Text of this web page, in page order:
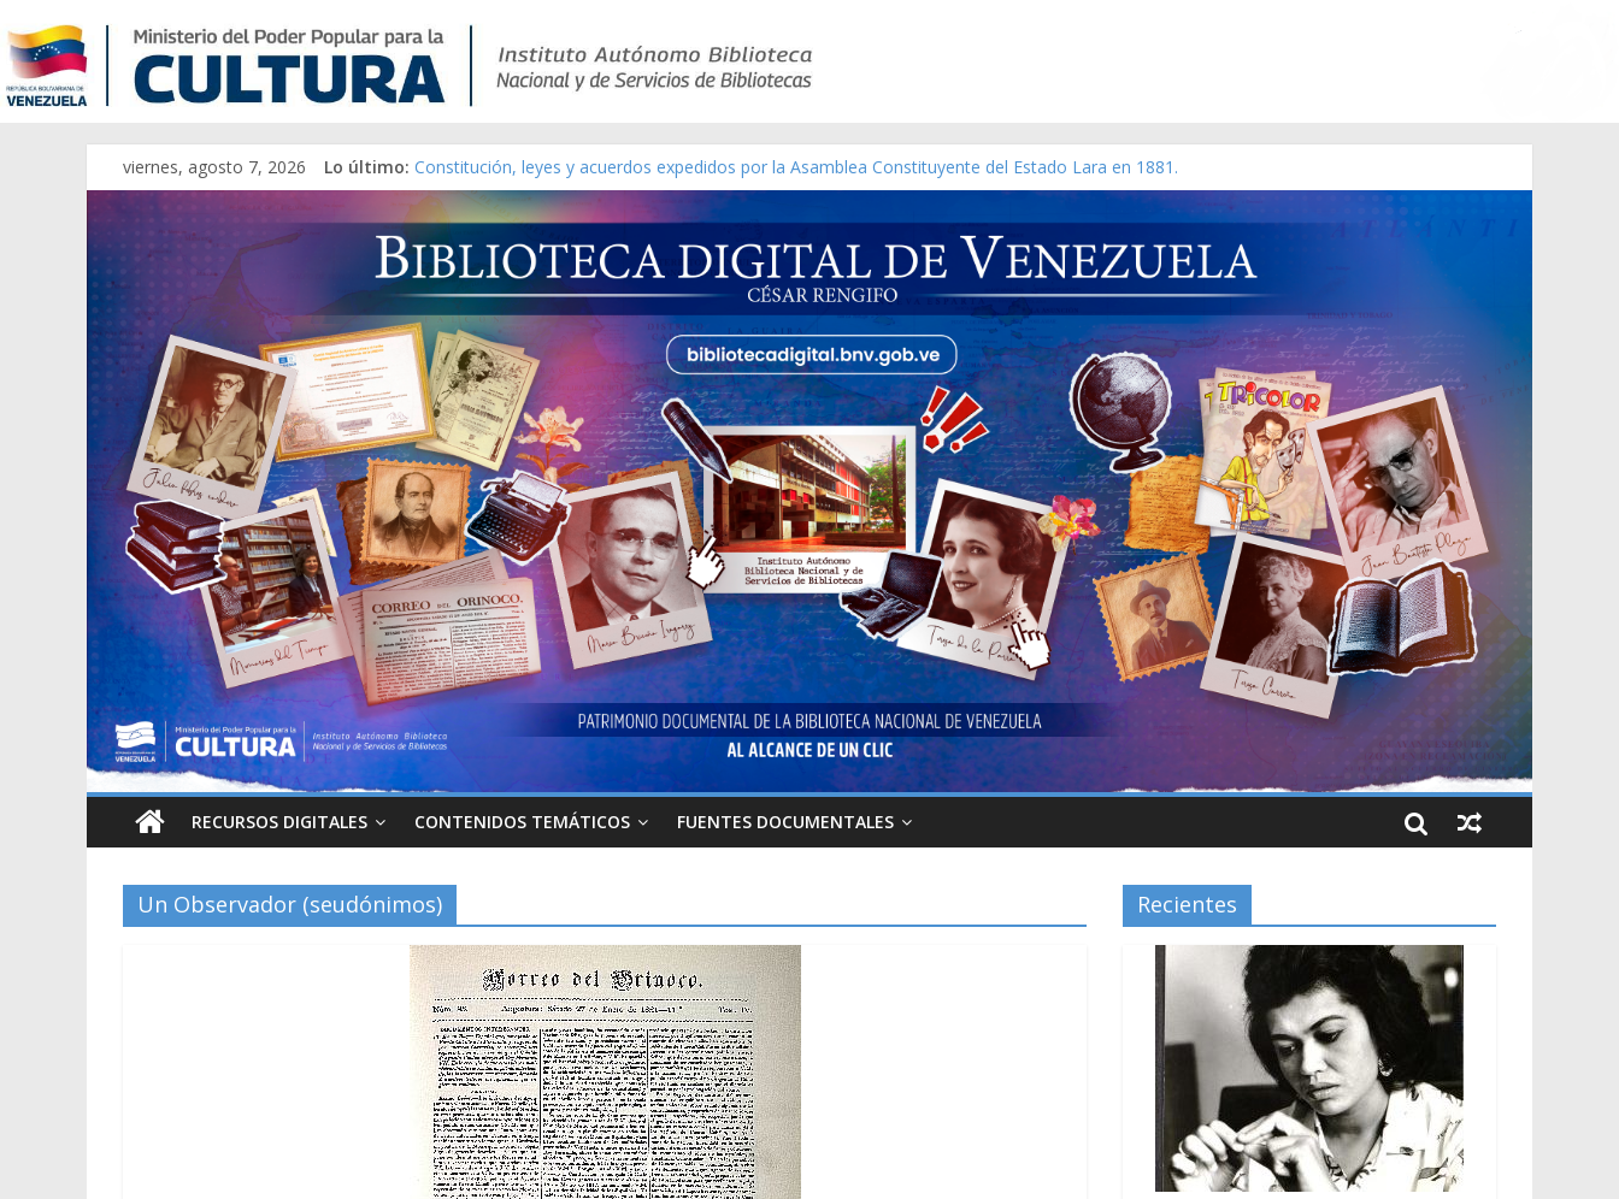
viernes, agosto 7, 2026 Lo último: Constitución, leyes y acuerdos expedidos por la Asamblea Constituyente del Estado Lara en 1881.
Una Parálisis [material gráfico]
Modesta Bor Sánchez [material gráfico]
Gaceta Oficial de la República de Venezuela año CXXXIII Mes V, Caracas 09 de marzo de 2006 N° 38.394
Catálogo temático de obras de Modesta Bor
RECURSOS DIGITALES CONTENIDOS TEMÁTICOS FUENTES DOCUMENTALES
Un Observador (seudónimos) Recientes